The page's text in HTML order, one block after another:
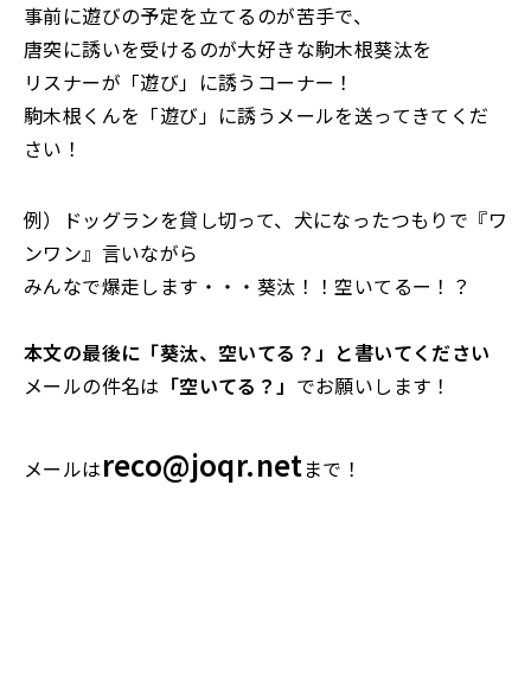
事前に遊びの予定を立てるのが苦手で、
唐突に誘いを受けるのが大好きな駒木根葵汰を
リスナーが「遊び」に誘うコーナー！
駒木根くんを「遊び」に誘うメールを送ってきてくだ
さい！
例）ドッグランを貸し切って、犬になったつもりで『ワ
ンワン』言いながら
みんなで爆走します・・・葵汰！！空いてるー！？
本文の最後に「葵汰、空いてる？」と書いてください
メールの件名は 「空いてる？」 でお願いします！
メールはreco@joqr.netまで！